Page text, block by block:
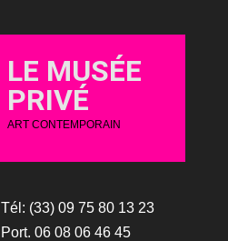
LE MUSÉE
PRIVÉ
ART CONTEMPORAIN
Tél: (33) 09 75 80 13 23
Port. 06 08 06 46 45